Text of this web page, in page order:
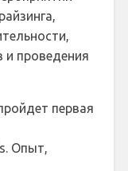
и проведения
первая
Опыт,